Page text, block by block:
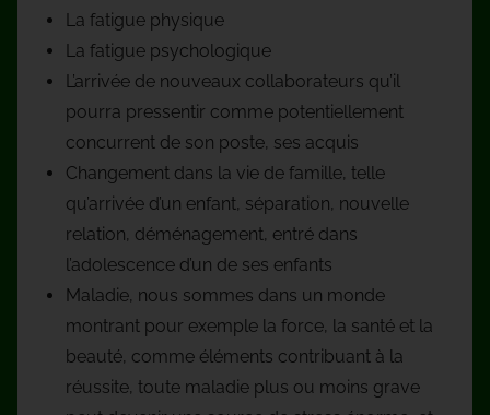
La fatigue physique
La fatigue psychologique
L’arrivée de nouveaux collaborateurs qu’il
pourra pressentir comme potentiellement
concurrent de son poste, ses acquis
Changement dans la vie de famille, telle
qu’arrivée d’un enfant, séparation, nouvelle
relation, déménagement, entré dans
l’adolescence d’un de ses enfants
Maladie, nous sommes dans un monde
montrant pour exemple la force, la santé et la
beauté, comme éléments contribuant à la
réussite, toute maladie plus ou moins grave